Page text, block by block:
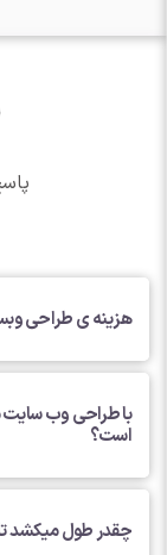
هزینه ی طراحی
با طراحی وب
است؟
چقدر طول میکشد